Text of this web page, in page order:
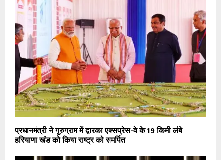
प्रधानमंत्री ने गुरुग्राम में द्वारका एक्सप्रेस-वे के 19 किमी लंबे
हरियाणा खंड को किया राष्ट्र को समर्पित